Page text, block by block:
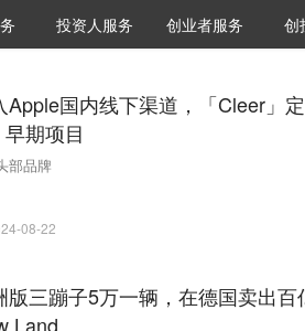
VClub投资机构库
投资机构职位推介
投资人服务 创投氪堂
创业者服务 创
Apple国内线下渠道，「Cleer」
期项目
部品牌
08-22
版三蹦子5万一辆，在德国卖出
Land